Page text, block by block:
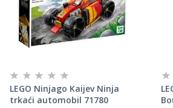
LEGO Ninjago Kaijev Ninja
trkaći automobil 71780